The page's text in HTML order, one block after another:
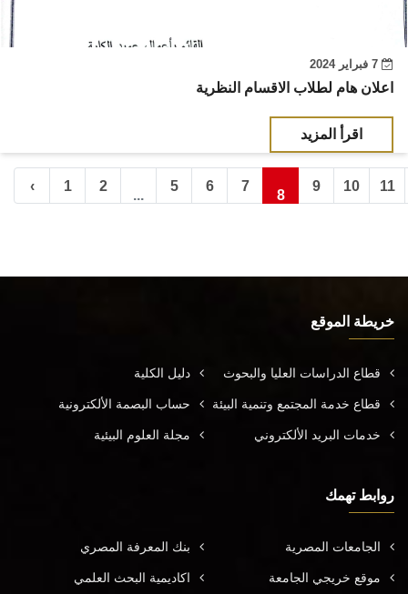
اعلان هام لطلاب الاقسام النظرية
اقرأ المزيد
‹ 1 2
...
5 6 7
8
9 10 11
خريطة الموقع
قطاع الدراسات العليا والبحوث دليل الكلية
قطاع خدمة المجتمع وتنمية البيئة حساب البصمة الألكترونية
خدمات البريد الألكتروني مجلة العلوم البيئية
روابط تهمك
الجامعات المصرية بنك المعرفة المصري
موقع خريجي الجامعة اكاديمية البحث العلمي